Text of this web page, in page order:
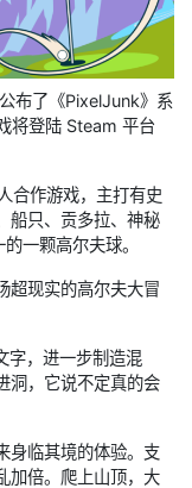
布了《PixelJunk》系
将登陆 Steam 平台
合作游戏，主打有史
船只、贡多拉、神秘
一颗高尔夫球。
超现实的高尔夫大冒
字，进一步制造混
洞，它说不定真的会
身临其境的体验。支
加倍。爬上山顶，大